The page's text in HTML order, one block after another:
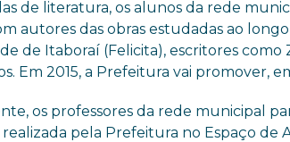
de literatura, os alunos da rede
autores das obras estudadas ao
de Itaboraí (Felicita), escritores
Em 2015, a Prefeitura vai promover,
os professores da rede municipal
realizada pela Prefeitura no Espaço